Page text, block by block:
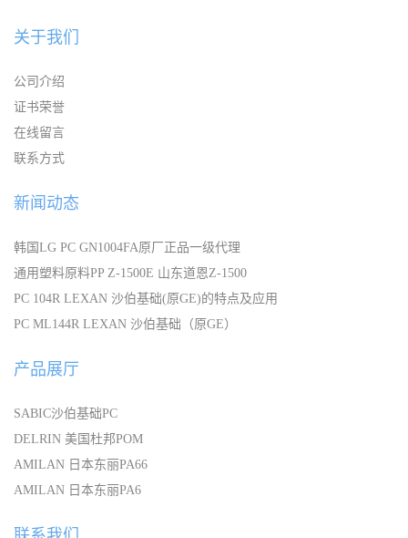
关于我们
公司介绍
证书荣誉
在线留言
联系方式
新闻动态
韩国LG PC GN1004FA原厂正品一级代理
通用塑料原料PP Z-1500E 山东道恩Z-1500
PC 104R LEXAN 沙伯基础(原GE)的特点及应用
PC ML144R LEXAN 沙伯基础（原GE）
产品展厅
SABIC沙伯基础PC
DELRIN 美国杜邦POM
AMILAN 日本东丽PA66
AMILAN 日本东丽PA6